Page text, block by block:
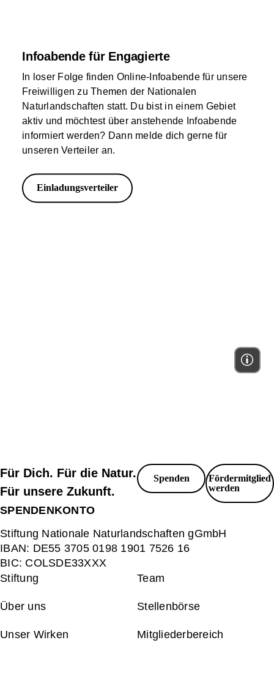
Infoabende für Engagierte
In loser Folge finden Online-Infoabende für unsere
Freiwilligen zu Themen der Nationalen
Naturlandschaften statt. Du bist in einem Gebiet
aktiv und möchtest über anstehende Infoabende
informiert werden? Dann melde dich gerne für
unseren Verteiler an.
Einladungsverteiler
Für Dich. Für die Natur.
Für unsere Zukunft.
Spenden
Fördermitglied
werden
SPENDENKONTO
Stiftung Nationale Naturlandschaften gGmbH
IBAN: DE55 3705 0198 1901 7526 16
BIC: COLSDE33XXX
Stiftung
Team
Über uns Stellenbörse
Unser Wirken Mitgliederbereich